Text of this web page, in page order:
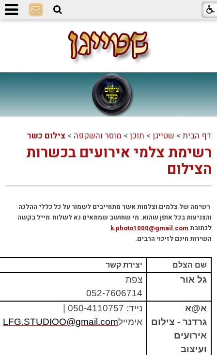
דף הבית > שטייגן > תוכן > מוסר והשקפה >צילום כשר
רשימת צלמי אירועים בכשרות
הצילום
רשימה של צלמים וצלמות אשר מתחייבים לשמור על כל כללי ההלכה
והצניעות בכל אופן שהוא. מי שחושב שמתאים נא לשלוח מייל בקשה
לכתובתk.photo1000@gmail.com
השירות חינם לזיכוי הרבים.
שם הצלם יצירת קשר
גל אור
צפת
052-7606714
א@א
גרדנר- צילום
אירועים
ועיצוב
נייד: 050-4110757 |
אימיילLFG.STUDIOO@gmail.com